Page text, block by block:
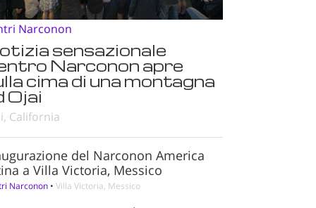
Narconon
sensazionale
Narconon apre
cima di una montagna
Ojai
California
del Narconon America
a Villa Victoria, Messico
Narconon • Villa Victoria, Messico